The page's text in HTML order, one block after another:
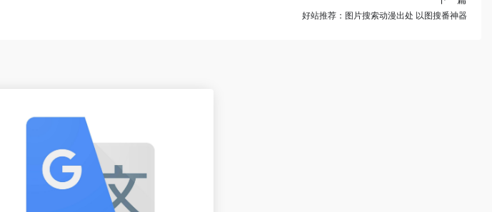
好站推荐：图片搜索动漫出处 以图搜番神器